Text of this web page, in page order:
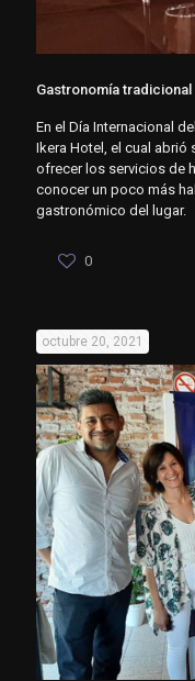
Gastronomía
En el Día Internacional
Ikera Hotel, el cual
ofrecer los servicios de
conocer un poco más
gastronómico del lugar.
0
octubre 20, 2021